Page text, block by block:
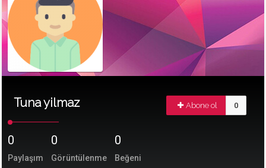
Tuna yilmaz Abone ol 0
0
Paylaşım
0
Görüntülenme
0
Beğeni